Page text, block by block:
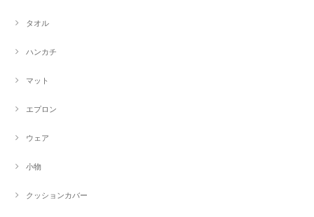
タオル
ハンカチ
マット
エプロン
ウェア
小物
クッションカバー